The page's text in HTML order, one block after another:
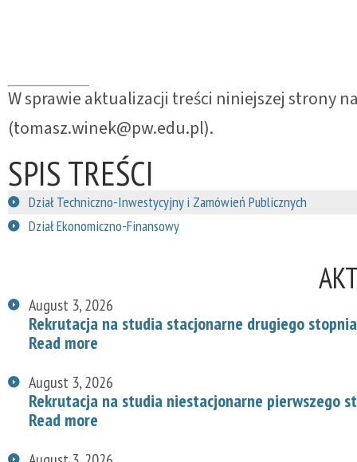
W sprawie aktualizacji treści niniejszej strony
(tomasz.winek@pw.edu.pl).
SPIS TREŚCI
Dział Techniczno-Inwestycyjny i Zamówień Publicznych
Dział Ekonomiczno-Finansowy
August 3, 2026
Rekrutacja na studia stacjonarne drugiego
Read more
August 3, 2026
Rekrutacja na studia niestacjonarne pierwszego
Read more